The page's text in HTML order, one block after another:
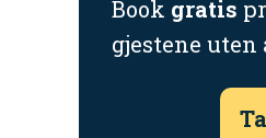
Book gratis
gjestene